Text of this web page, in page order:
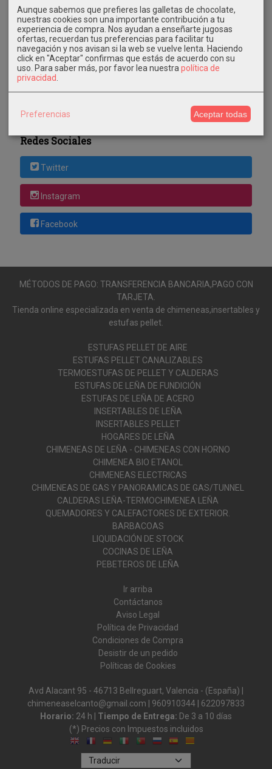
Costes de Envío
GRATIS *
Consultar Destinos
Tu Carrito (0)
Redes Sociales
Twitter
Instagram
Facebook
MÉTODOS DE PAGO: TRANSFERENCIA BANCARIA,PAGO CON
TARJETA.
Tienda online especializada en venta de chimeneas,insertables y
estufas pellet.
ESTUFAS PELLET DE AIRE
ESTUFAS PELLET CANALIZABLES
TERMOESTUFAS DE PELLET Y CALDERAS
ESTUFAS DE LEÑA DE FUNDICIÓN
ESTUFAS DE LEÑA DE ACERO
INSERTABLES DE LEÑA
INSERTABLES PELLET
HOGARES DE LEÑA
CHIMENEAS DE LEÑA - CHIMENEAS CON HORNO
CHIMENEA BIO ETANOL
CHIMENEAS ELECTRICAS
CHIMENEAS DE GAS Y PANORAMICAS DE GAS/TUNNEL
CALDERAS LEÑA-TERMOCHIMENEA LEÑA
QUEMADORES Y CALEFACTORES DE EXTERIOR.
BARBACOAS
LIQUIDACIÓN DE STOCK
COCINAS DE LEÑA
PEBETEROS DE LEÑA
Ir arriba
Contáctanos
Aviso Legal
Política de Privacidad
Condiciones de Compra
Desistir de un pedido
Políticas de Cookies
Avd Alacant 95 - 46713 Bellreguart, Valencia - (España) |
chimeneaselcanto@gmail.com | 960910344
622097833
Horario: 24 h | Tiempo de Entrega: De 3 a 10 días
(*) Precios con Impuestos incluidos
Aunque sabemos que prefieres las galletas de chocolate,
nuestras cookies son una importante contribución a tu
experiencia de compra. Nos ayudan a enseñarte jugosas
ofertas, recuerdan tus preferencias para facilitar tu
navegación y nos avisan si la web se vuelve lenta. Haciendo
click en "Aceptar" confirmas que estás de acuerdo con su
uso. Para saber más, por favor lea nuestra política de
privacidad
Preferencias Aceptar todas